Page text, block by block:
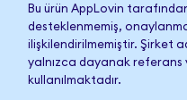
Bu ürün AppLovin
desteklenmemiş,
ilişkilendirilmemiştir. Şirket
yalnızca dayanak referans
kullanılmaktadır.